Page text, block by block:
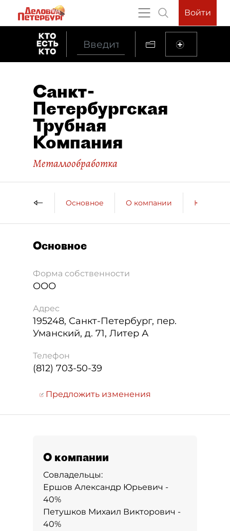
Войти
Санкт-
Петербургская
Трубная
Компания
Металлообработка
Основное О компании
Основное
Форма собственности
ООО
Адрес
195248, Санкт-Петербург, пер.
Уманский, д. 71, Литер А
Телефон
(812) 703-50-39
Предложить изменения
О компании
Совладельцы:
Ершов Александр Юрьевич -
40%
Петушков Михаил Викторович -
40%